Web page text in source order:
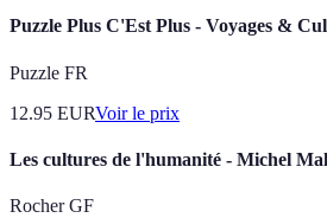
Puzzle Plus C'Est Plus - Voyages &
Puzzle FR
12.95 EURVoir le prix
Les cultures de l'humanité - Michel
Rocher GF